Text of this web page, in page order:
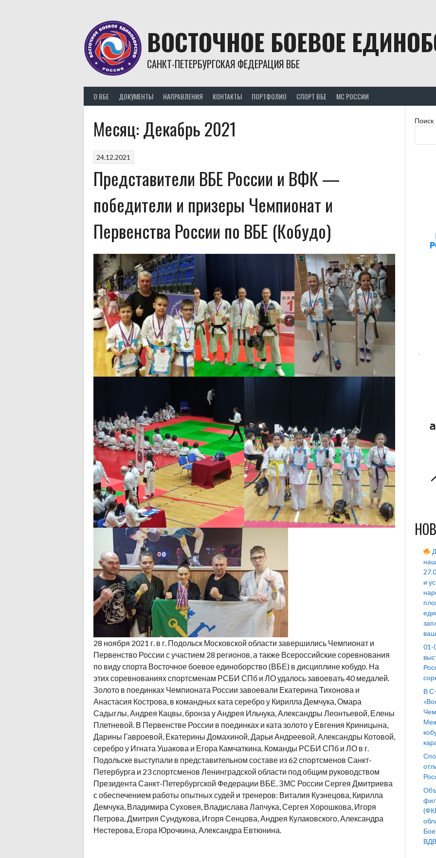
ВОСТОЧНОЕ БОЕВОЕ
САНКТ-ПЕТЕРБУРГСКАЯ ФЕДЕРАЦИЯ ВБЕ
О ВБЕ ДОКУМЕНТЫ НАПРАВЛЕНИЯ КОНТАКТЫ ПОРТФОЛИО СПОРТ ВБЕ МС РОССИИ
Месяц:Декабрь 2021
24.12.2021
Представители ВБЕ России и ВФК —
победители и призеры Чемпионат и
Первенства России по ВБЕ (Кобудо)
28 ноября 2021 г. в г. Подольск Московской области завершились Чемпионат и
Первенство России с участием 28 регионов, а также Всероссийские соревнования
по виду спорта Восточное боевое единоборство (ВБЕ) в дисциплине кобудо. На
этих соревнованиях спортсменам РСБИ СПб и ЛО удалось завоевать 40 медалей.
Золото в поединках Чемпионата России завоевали Екатерина Тихонова и
Анастасия Кострова, в командных ката серебро у Кирилла Демчука, Омара
Садыглы, Андрея Кацвы, бронза у Андрея Ильчука, Александры Леонтьевой, Елены
Плетневой. В Первенстве России в поединках и ката золото у Евгения Криницына,
Дарины Гавроевой, Екатерины Домахиной, Дарьи Андреевой, Александры Котовой,
серебро у Игната Ушакова и Егора Камчаткина. Команды РСБИ СПб и ЛО в г.
Подольске выступали в представительном составе из 62 спортсменов Санкт-
Петербурга и 23 спортсменов Ленинградской области под общим руководством
Президента Санкт-Петербургской Федерации ВБЕ, ЗМС России Сергея Дмитриева
с обеспечением работы опытных судей и тренеров: Виталия Кузнецова, Кирилла
Демчука, Владимира Суховея, Владислава Лапчука, Сергея Хорошкова, Игоря
Петрова, Дмитрия Сундукова, Игоря Сенцова, Андрея Кулаковского, Александра
Нестерова, Егора Юрочкина, Александра Евтюнина.
Поиск
и
01-
В
ВДВ